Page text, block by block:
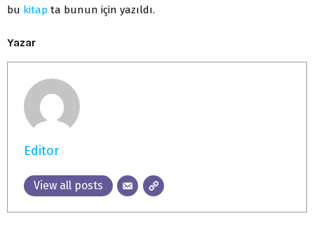
bu kitap ta bunun için yazıldı.
Yazar
Editor
View all posts